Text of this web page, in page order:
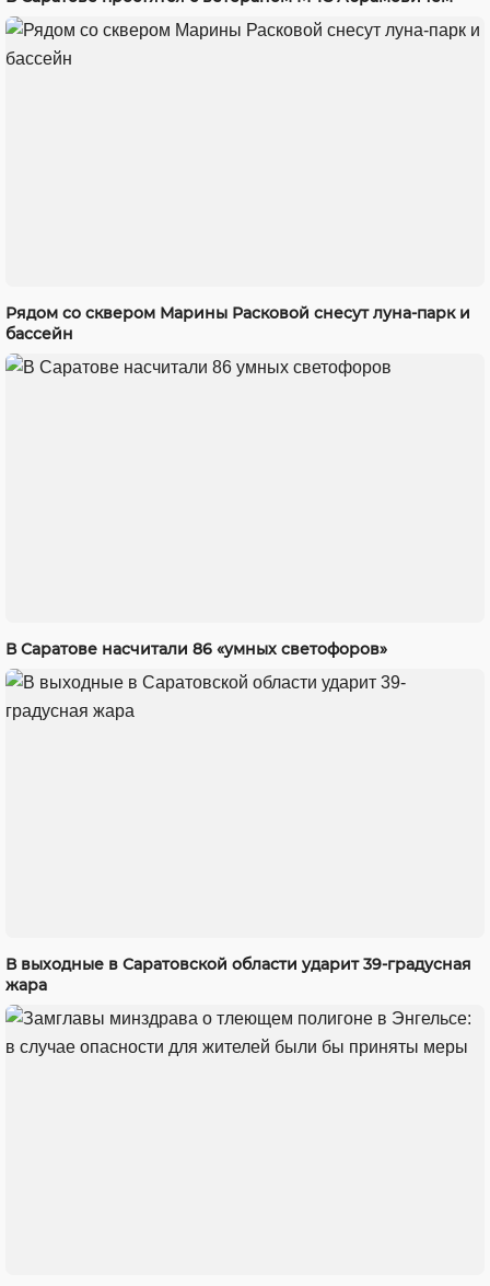
Рядом со сквером Марины Расковой снесут луна-парк и
бассейн
В Саратове насчитали 86 «умных светофоров»
В выходные в Саратовской области ударит 39-градусная
жара